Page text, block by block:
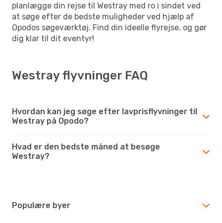
planlægge din rejse til Westray med ro i sindet ved
at søge efter de bedste muligheder ved hjælp af
Opodos søgeværktøj. Find din ideelle flyrejse, og gør
dig klar til dit eventyr!
Westray flyvninger FAQ
Hvordan kan jeg søge efter lavprisflyvninger til
Westray på Opodo?
Hvad er den bedste måned at besøge
Westray?
Populære byer